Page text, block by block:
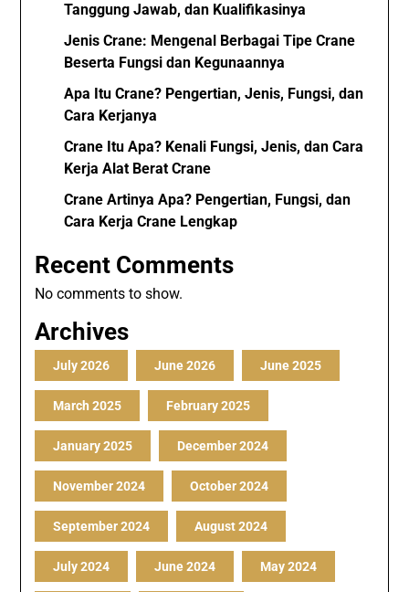
Tanggung Jawab, dan Kualifikasinya
Jenis Crane: Mengenal Berbagai Tipe Crane
Beserta Fungsi dan Kegunaannya
Apa Itu Crane? Pengertian, Jenis, Fungsi, dan
Cara Kerjanya
Crane Itu Apa? Kenali Fungsi, Jenis, dan Cara
Kerja Alat Berat Crane
Crane Artinya Apa? Pengertian, Fungsi, dan
Cara Kerja Crane Lengkap
Recent Comments
No comments to show.
Archives
July 2026 June 2026 June 2025
March 2025 February 2025
January 2025 December 2024
November 2024 October 2024
September 2024 August 2024
July 2024 June 2024 May 2024